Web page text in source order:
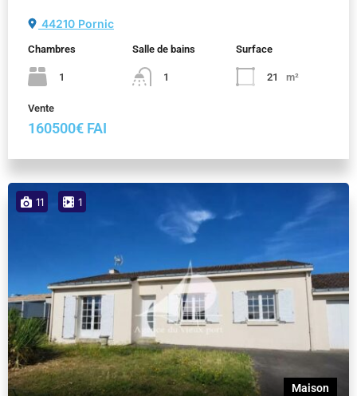
44210 Pornic
Chambres
1
Salle de bains
1
Surface
21 m²
Vente
160500€ FAI
11 1
Maison